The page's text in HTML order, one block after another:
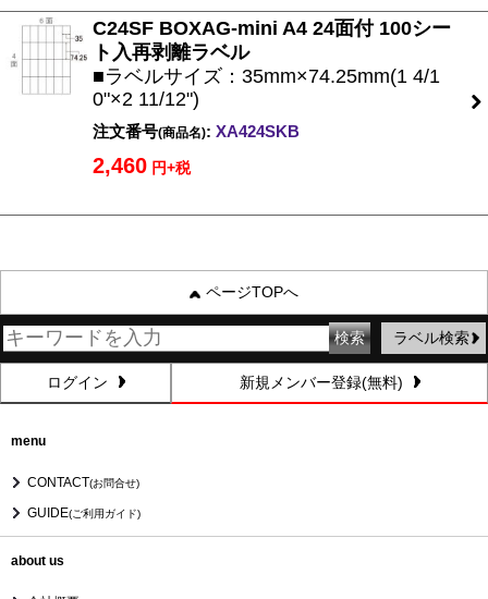
C24SF BOXAG-mini A4 24面付 100シー
ト入再剥離ラベル
■ラベルサイズ：35mm×74.25mm(1 4/1
0"×2 11/12")
注文番号(商品名): XA424SKB
2,460 円+税
ページTOPへ
ラベル検索
ログイン 新規メンバー登録(無料)
menu
CONTACT(お問合せ)
GUIDE(ご利用ガイド)
about us